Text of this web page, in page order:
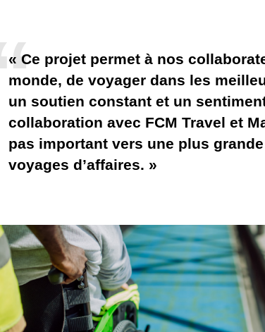
« Ce projet permet à nos
monde, de voyager dans les
un soutien constant et un
collaboration avec FCM Travel et
pas important vers une plus
voyages d’affaires. »